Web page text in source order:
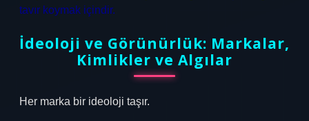
tavır koymak içindir.
İdeoloji ve Görünürlük: Markalar,
Kimlikler ve Algılar
Her marka bir ideoloji taşır.